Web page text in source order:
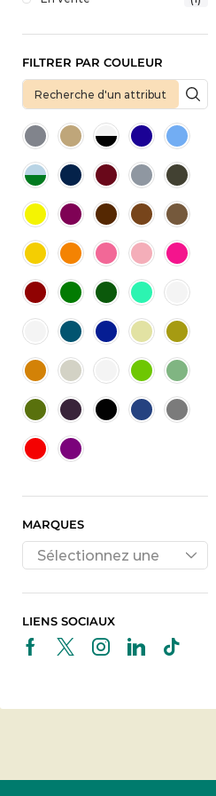
FILTRER PAR COULEUR
MARQUES
Sélectionnez une
LIENS SOCIAUX